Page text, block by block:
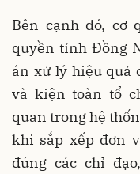
Bên cạnh đó, cơ
quyền tỉnh Đồng
án xử lý hiệu quả
và kiện toàn tổ
quan trong hệ
khi sắp xếp đơn
đúng các chỉ